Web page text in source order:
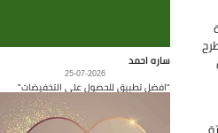
ساره احمد
25-07-2026
"افضل تطبيق للحصول على التخفيضات"